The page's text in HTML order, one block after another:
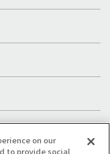
on our
to provide social